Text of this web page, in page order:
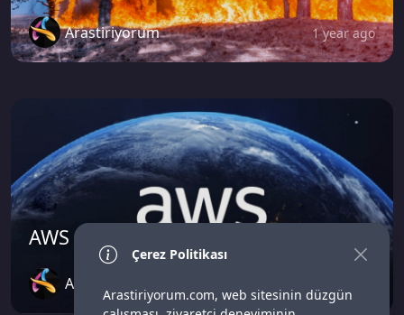
Arastiriyorum 1 year ago
AWS kesintisi dijital dünyayı sarstı
Arastiriyorum
Çerez Politikası
Arastiriyorum.com, web sitesinin düzgün